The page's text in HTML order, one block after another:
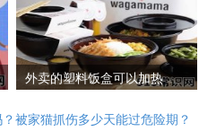
外卖的塑料饭盒可以加热
生
被家猫抓伤多少天能过危险期？